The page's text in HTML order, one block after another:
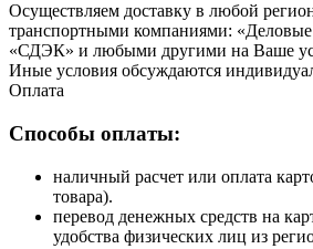
Осуществляем доставку в любой
транспортными компаниями:
«СДЭК» и любыми другими на Ваше
Иные условия обсуждаются
Оплата
Способы оплаты:
наличный расчет или оплата
товара).
перевод денежных средств на
удобства физических лиц из